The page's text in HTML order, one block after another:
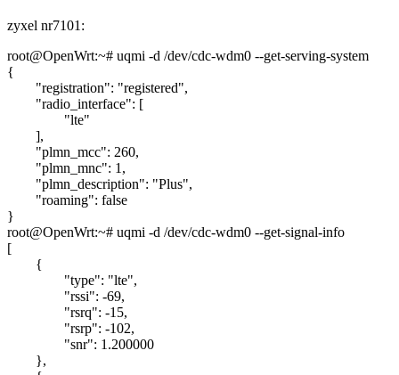
zyxel nr7101:
root@OpenWrt:~# uqmi -d /dev/cdc-wdm0 --get-serving-system
{
"registration": "registered",
"radio_interface": [
"lte"
],
"plmn_mcc": 260,
"plmn_mnc": 1,
"plmn_description": "Plus",
"roaming": false
}
root@OpenWrt:~# uqmi -d /dev/cdc-wdm0 --get-signal-info
[
{
"type": "lte",
"rssi": -69,
"rsrq": -15,
"rsrp": -102,
"snr": 1.200000
},